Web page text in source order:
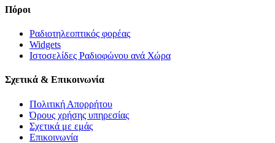
Πόροι
Ραδιοτηλεοπτικός φορέας
Widgets
Ιστοσελίδες Ραδιοφώνου ανά Χώρα
Σχετικά & Επικοινωνία
Πολιτική Απορρήτου
Όρους χρήσης υπηρεσίας
Σχετικά με εμάς
Επικοινωνία